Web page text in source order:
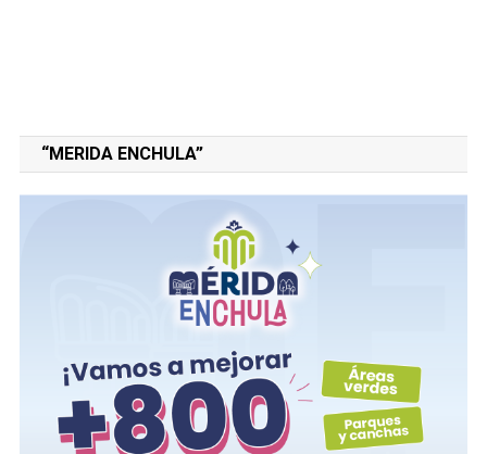
“MERIDA ENCHULA”